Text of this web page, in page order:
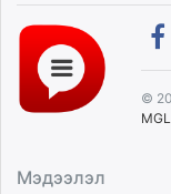
©
Мэдээлэл